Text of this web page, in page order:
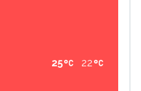
22
25